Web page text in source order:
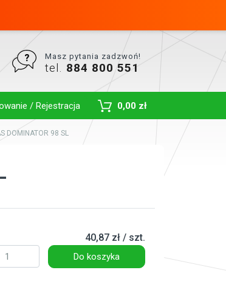
Masz pytania zadzwoń!
tel. 884 800 551
/ Rejestracja 0,00 zł
DOMINATOR 98 SL
40,87 zł / szt.
Do koszyka